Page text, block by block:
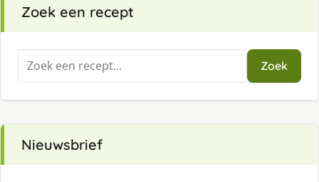
Zoek een recept
Zoeken
naar:
Zoek
Nieuwsbrief